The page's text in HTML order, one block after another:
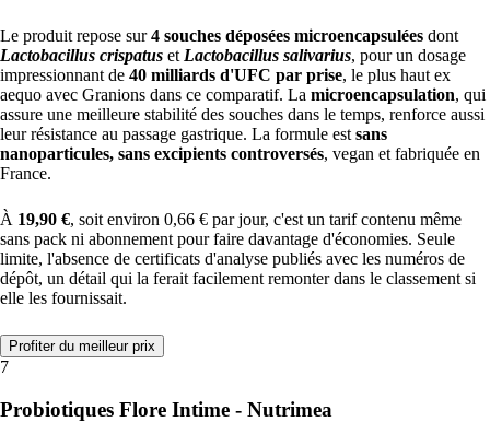
Le produit repose sur4 souches déposées microencapsulées dont
Lactobacillus crispatus et Lactobacillus salivarius, pour un dosage
impressionnant de 40 milliards d'UFC par prise, le plus haut ex
aequo avec Granions dans ce comparatif. La microencapsulation, qui
assure une meilleure stabilité des souches dans le temps, renforce aussi
leur résistance au passage gastrique. La formule est sans
nanoparticules, sans excipients controversés, vegan et fabriquée en
France.
À 19,90 €, soit environ 0,66 € par jour, c'est un tarif contenu même
sans pack ni abonnement pour faire davantage d'économies. Seule
limite, l'absence de certificats d'analyse publiés avec les numéros de
dépôt, un détail qui la ferait facilement remonter dans le classement si
elle les fournissait.
Profiter du meilleur prix
7
Probiotiques Flore Intime - Nutrimea